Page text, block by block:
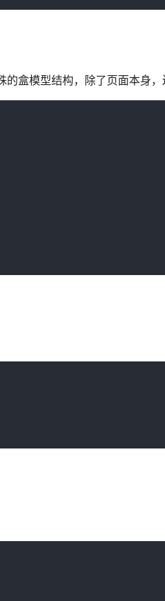
模型结构，除了页面本身，